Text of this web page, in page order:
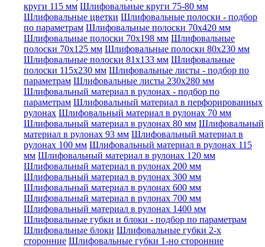
круги 115 мм Шлифовальные круги 75-80 мм
Шлифовальные цветки Шлифовальные полоски - подбор
по параметрам Шлифовальные полоски 70x420 мм
Шлифовальные полоски 70x198 мм Шлифовальные
полоски 70x125 мм Шлифовальные полоски 80x230 мм
Шлифовальные полоски 81x133 мм Шлифовальные
полоски 115x230 мм Шлифовальные листы - подбор по
параметрам Шлифовальные листы 230x280 мм
Шлифовальный материал в рулонах - подбор по
параметрам Шлифовальный материал в перфорированных
рулонах Шлифовальный материал в рулонах 70 мм
Шлифовальный материал в рулонах 80 мм Шлифовальный
материал в рулонах 93 мм Шлифовальный материал в
рулонах 100 мм Шлифовальный материал в рулонах 115
мм Шлифовальный материал в рулонах 120 мм
Шлифовальный материал в рулонах 200 мм
Шлифовальный материал в рулонах 300 мм
Шлифовальный материал в рулонах 600 мм
Шлифовальный материал в рулонах 700 мм
Шлифовальный материал в рулонах 1400 мм
Шлифовальные губки и блоки - подбор по параметрам
Шлифовальные блоки Шлифовальные губки 2-х
сторонние Шлифовальные губки 1-но сторонние